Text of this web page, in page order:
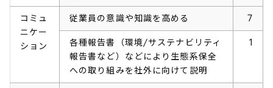
コミュ
ニケー
ション
従業員の意識や知識を高める 7
各種報告書（環境/サステナビリティ
報告書など）などにより生態系保全
への取り組みを社外に向けて説明
1